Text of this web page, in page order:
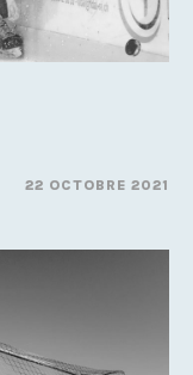
22 OCTOBRE 2021